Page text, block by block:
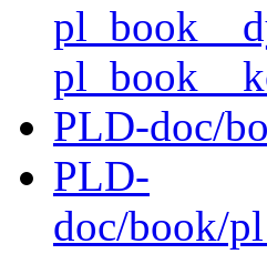
PLD-doc/
PLD-
doc/book/